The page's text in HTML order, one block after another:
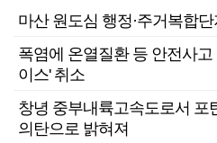
마산 원도심 행정·주거복합
폭염에 온열질환 등 안전사
이스' 취소
창녕 중부내륙고속도로서
의탄으로 밝혀져